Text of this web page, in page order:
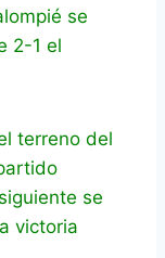
se
2-1 el
terreno del
se
victoria